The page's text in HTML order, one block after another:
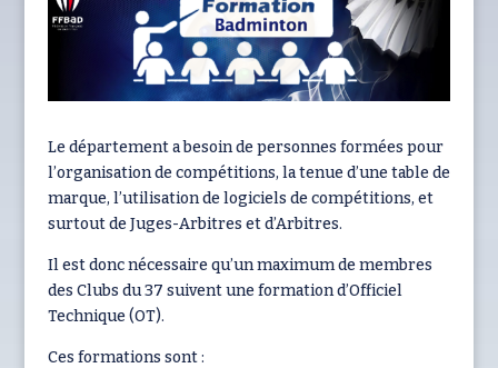
Le département a besoin de personnes formées pour
l’organisation de compétitions, la tenue d’une table de
marque, l’utilisation de logiciels de compétitions, et
surtout de Juges-Arbitres et d’Arbitres.
Il est donc nécessaire qu’un maximum de membres
des Clubs du 37 suivent une formation d’Officiel
Technique (OT).
Ces formations sont :